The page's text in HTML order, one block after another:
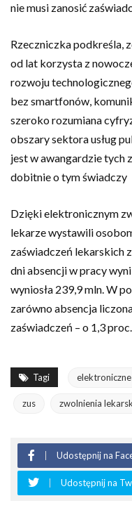
nie musi zanosić
Rzeczniczka podkreśla,
od lat korzysta z
rozwoju
bez smartfonów,
szeroko rozumiana
obszary sektora usług
jest w awangardzie tych
dobitnie o tym świadczy
Dzięki elektronicznym
lekarze wystawili
zaświadczeń lekarskich
dni absencji w pracy
wyniosła 239,9 mln. W
zarówno absencja
zaświadczeń – o 1,3 proc.
Tagi
zus zwolnienia
Udostępnij na
Udostępnij na